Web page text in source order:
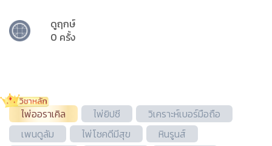
ดูฤกษ์
0 ครั้ง
ไพ่ออราเคิล ไพ่ยิปซี
วิเคราะห์เบอร์มือถือ
เพนดูลัม
ไพ่โชคดีมีสุข
หินรูนส์